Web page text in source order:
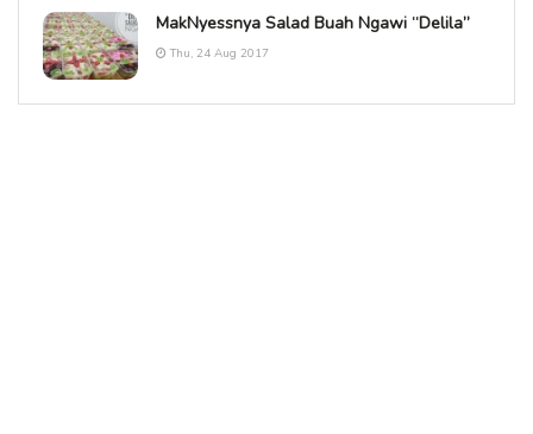
MakNyessnya Salad Buah Ngawi “Delila”
Thu, 24 Aug 2017